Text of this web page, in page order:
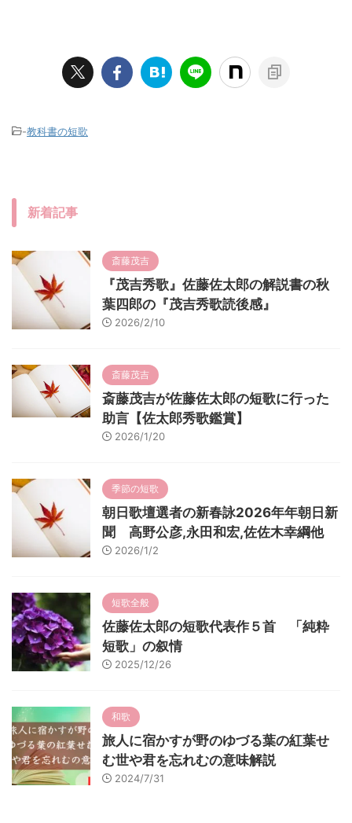
-教科書の短歌
新着記事
斎藤茂吉
『茂吉秀歌』佐藤佐太郎の解説書の秋
葉四郎の『茂吉秀歌読後感』
2026/2/10
斎藤茂吉
斎藤茂吉が佐藤佐太郎の短歌に行った
助言【佐太郎秀歌鑑賞】
2026/1/20
季節の短歌
朝日歌壇選者の新春詠2026年年朝日新
聞 高野公彦,永田和宏,佐佐木幸綱他
2026/1/2
短歌全般
佐藤佐太郎の短歌代表作５首 「純粋
短歌」の叙情
2025/12/26
和歌
旅人に宿かすが野のゆづる葉の紅葉せ
む世や君を忘れむの意味解説
2024/7/31